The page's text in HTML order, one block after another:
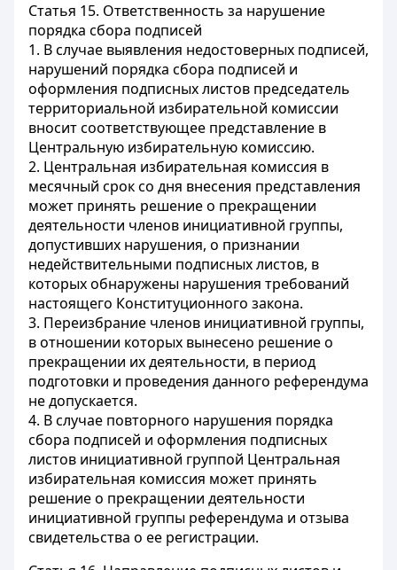
Статья 15. Ответственность за нарушение
порядка сбора подписей
1. В случае выявления недостоверных подписей,
нарушений порядка сбора подписей и
оформления подписных листов председатель
территориальной избирательной комиссии
вносит соответствующее представление в
Центральную избирательную комиссию.
2. Центральная избирательная комиссия в
месячный срок со дня внесения представления
может принять решение о прекращении
деятельности членов инициативной группы,
допустивших нарушения, о признании
недействительными подписных листов, в
которых обнаружены нарушения требований
настоящего Конституционного закона.
3. Переизбрание членов инициативной группы,
в отношении которых вынесено решение о
прекращении их деятельности, в период
подготовки и проведения данного референдума
не допускается.
4. В случае повторного нарушения порядка
сбора подписей и оформления подписных
листов инициативной группой Центральная
избирательная комиссия может принять
решение о прекращении деятельности
инициативной группы референдума и отзыва
свидетельства о ее регистрации.